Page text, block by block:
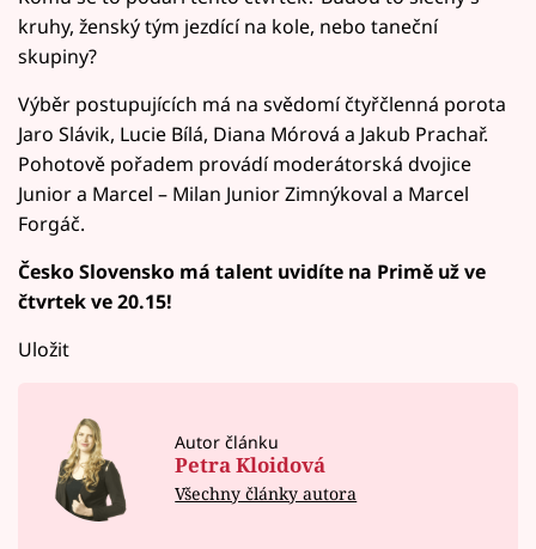
kruhy, ženský tým jezdící na kole, nebo taneční
skupiny?
Výběr postupujících má na svědomí čtyřčlenná porota
Jaro Slávik, Lucie Bílá, Diana Mórová a Jakub Prachař.
Pohotově pořadem provádí moderátorská dvojice
Junior a Marcel – Milan Junior Zimnýkoval a Marcel
Forgáč.
Česko Slovensko má talent uvidíte na Primě už ve
čtvrtek ve 20.15!
Uložit
Autor článku
Petra Kloidová
Všechny články autora